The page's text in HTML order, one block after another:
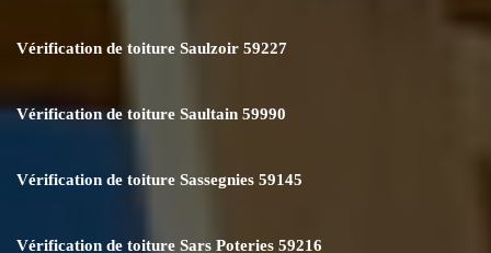
Vérification de toiture Saulzoir 59227
Vérification de toiture Saultain 59990
Vérification de toiture Sassegnies 59145
Vérification de toiture Sars Poteries 59216